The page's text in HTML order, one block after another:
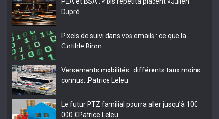
Dupré
Pixels de suivi dans vos emails : ce que la…
Clotilde Biron
Versements mobilités : différents taux moins
connus…
Patrice Leleu
Le futur PTZ familial pourra aller jusqu’à 100
000 €Patrice Leleu